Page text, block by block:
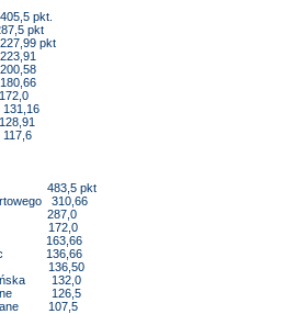
pkt.
pkt
pkt
483,5 pkt
310,66
287,0
172,0
163,66
136,66
136,50
132,0
126,5
107,5